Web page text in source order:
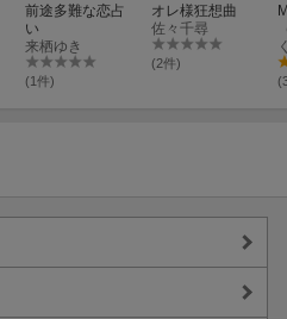
前途多難な恋占
い
来栖ゆき
(1件)
オレ様狂想曲
佐々千尋
(2件)